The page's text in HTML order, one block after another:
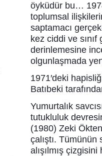
öyküdür bu…
toplumsal
saptamacı
kez ciddi ve
derinlemesine
olgunlaşmada
1971′deki
Batıbeki
Yumurtalık
tutukluluk
(1980) Zeki
çalıştı.
alışılmış